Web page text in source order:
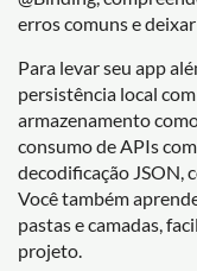
erros comuns e
Para levar seu app
persistência local
armazenamento
consumo de APIs
decodificação JSON,
Você também
pastas e camadas,
projeto.